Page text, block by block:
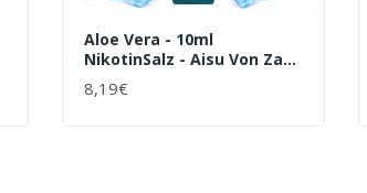
Aloe Vera - 10ml
NikotinSalz - Aisu Von Zap
8,19€
+ WARENKORB